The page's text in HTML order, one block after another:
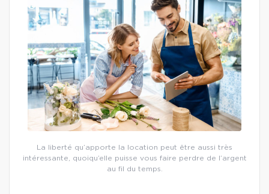
La liberté qu’apporte la location peut être aussi très
intéressante, quoiqu’elle puisse vous faire perdre de l’argent
au fil du temps.